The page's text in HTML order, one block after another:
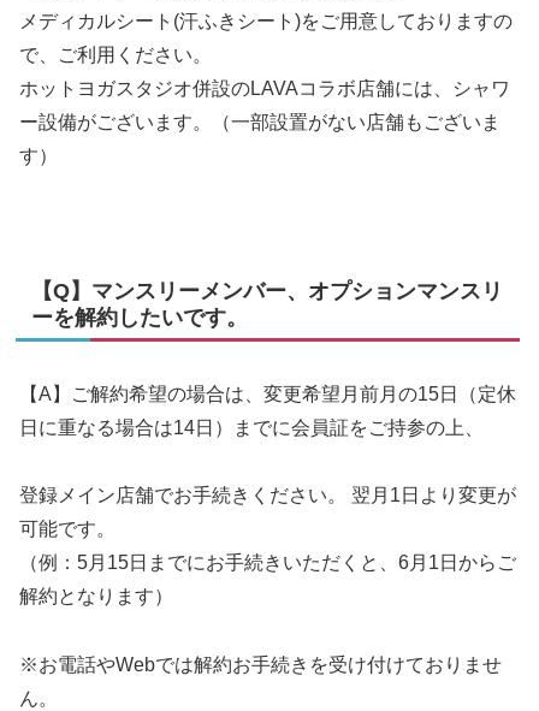
メディカルシート(汗ふきシート)をご用意しておりますの
で、ご利用ください。
ホットヨガスタジオ併設のLAVAコラボ店舗には、シャワ
ー設備がございます。（一部設置がない店舗もございま
す）
【Q】マンスリーメンバー、オプションマンスリ
ーを解約したいです。
【A】ご解約希望の場合は、変更希望月前月の15日（定休
日に重なる場合は14日）までに会員証をご持参の上、
登録メイン店舗でお手続きください。 翌月1日より変更が
可能です。
（例：5月15日までにお手続きいただくと、6月1日からご
解約となります）
※お電話やWebでは解約お手続きを受け付けておりませ
ん。